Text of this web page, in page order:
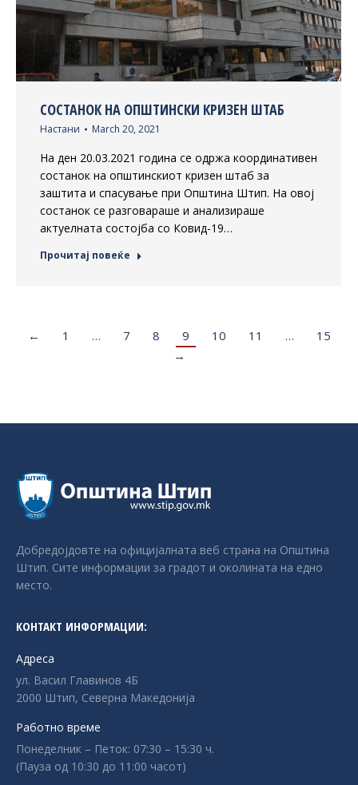
СОСТАНОК НА ОПШТИНСКИ КРИЗЕН ШТАБ
Настани March 20, 2021
На ден 20.03.2021 година се одржа координативен
состанок на општинскиот кризен штаб за
заштита и спасување при Општина Штип. На овој
состанок се разговараше и анализираше
актуелната состојба со Ковид-19…
Прочитај повеќе
← 1 … 7 8 9 10 11 …
15
→
Добредојдовте на официјалната веб страна на Општина
Штип. Сите информации за градот и околината на едно
место.
КОНТАКТ ИНФОРМАЦИИ:
Адреса
ул. Васил Главинов 4Б
2000 Штип, Северна Македонија
Работно време
Понеделник – Петок: 07:30 – 15:30 ч.
(Пауза од 10:30 до 11:00 часот)